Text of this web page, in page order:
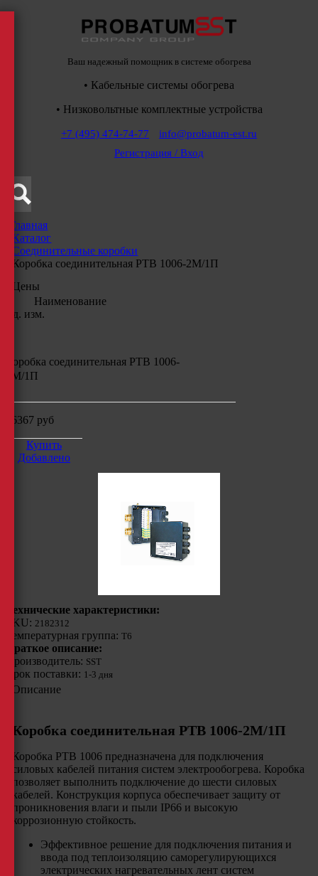
Ваш надежный помощник в системе обогрева
• Кабельные системы обогрева
• Низковольтные комплектные устройства
+7 (495) 474-74-77
info@probatum-est.ru
Регистрация / Вход
Главная
Каталог
Соединительные коробки
Коробка соединительная РТВ 1006-2М/1П
Цены
Наименование
Ед. изм.
Коробка соединительная РТВ 1006-
2М/1П
26367 руб
Купить
Добавлено
Технические характеристики:
SKU: 2182312
Температурная группа: Т6
Краткое описание:
Производитель: SST
Срок поставки: 1-3 дня
Описание
Коробка соединительная РТВ 1006-2М/1П
Коробка РТВ 1006 предназначена для подключения
силовых кабелей питания систем электрообогрева. Коробка
позволяет выполнить подключение до шести силовых
кабелей. Конструкция корпуса обеспечивает защиту от
проникновения влаги и пыли IP66 и высокую
коррозионную стойкость.
Эффективное решение для подключения питания и
ввода под теплоизоляцию саморегулирующихся
электрических нагревательных лент систем